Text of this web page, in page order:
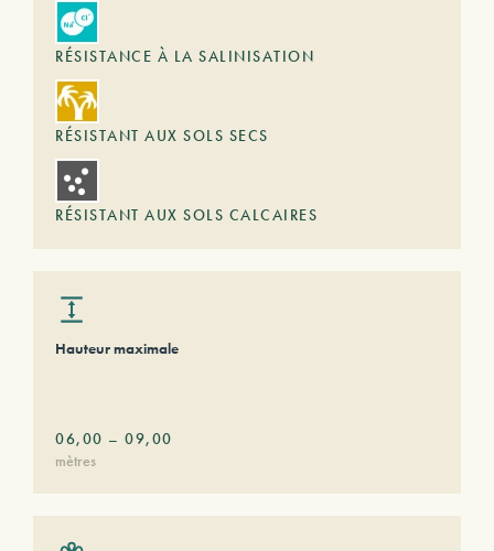
RÉSISTANCE À LA SALINISATION
RÉSISTANT AUX SOLS SECS
RÉSISTANT AUX SOLS CALCAIRES
Hauteur maximale
06,00 – 09,00
mètres